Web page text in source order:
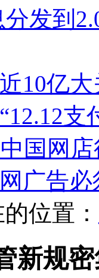
发到
10亿
国网
广告
位置：
新规